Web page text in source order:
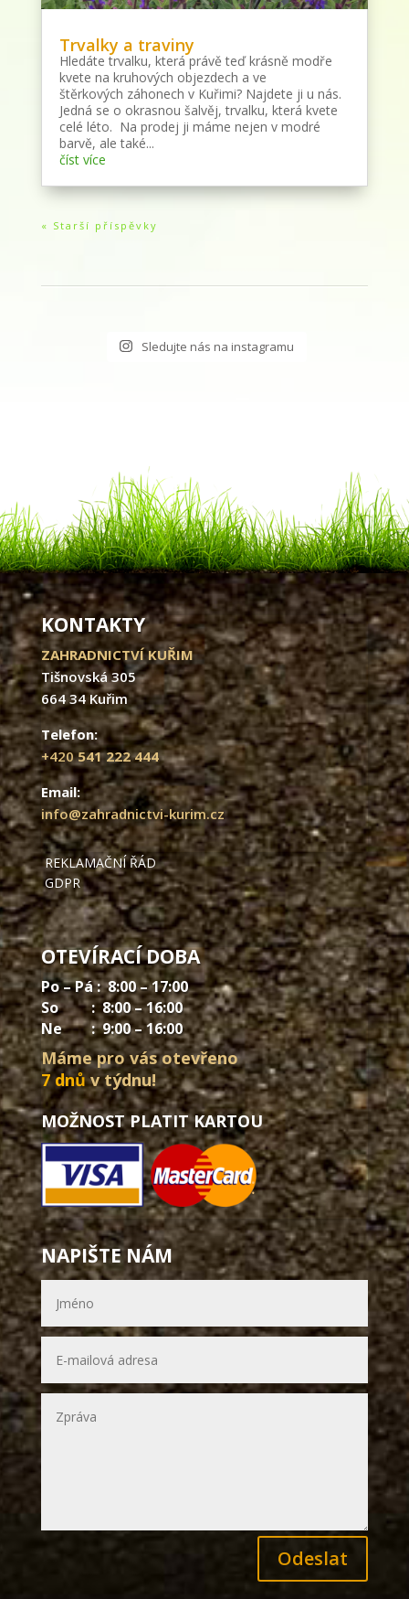
Trvalky a traviny
Hledáte trvalku, která právě teď krásně modře
kvete na kruhových objezdech a ve
štěrkových záhonech v Kuřimi? Najdete ji u nás.
Jedná se o okrasnou šalvěj, trvalku, která kvete
celé léto. Na prodej ji máme nejen v modré
barvě, ale také...
číst více
« Starší příspěvky
Sledujte nás na instagramu
KONTAKTY
ZAHRADNICTVÍ KUŘIM
Tišnovská 305
664 34 Kuřim
Telefon:
+420541 222 444
Email:
info@zahradnictvi-kurim.cz
REKLAMAČNÍ ŘÁD
GDPR
OTEVÍRACÍ DOBA
Po – Pá : 8:00 – 17:00
So : 8:00 – 16:00
Ne : 9:00 – 16:00
Máme pro vás otevřeno
7 dnův týdnu!
MOŽNOST PLATIT KARTOU
NAPIŠTE NÁM
Odeslat